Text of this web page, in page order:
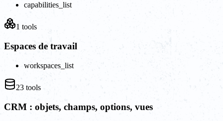
capabilities_list
1 tools
Espaces de travail
workspaces_list
23 tools
CRM : objets, champs, options, vues